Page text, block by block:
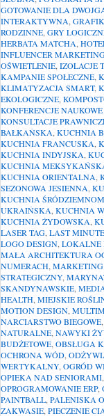
GOTOWANIE DLA
INTERAKTYWNA,
RODZINNE GRY
HERBATA MATCHA,
INFLUENCER
OŚWIETLENIE, IZOLACJE
KAMPANIE SPOŁECZNE
KLIMATYZACJA SMART,
EKOLOGICZNE
KONFERENCJE
KONSULTACJE
BAŁKAŃSKA KUCHNIA
KUCHNIA FRANCUSKA
KUCHNIA INDYJSKA
KUCHNIA
KUCHNIA ORIENTALNA
SEZONOWA JESIENNA
KUCHNIA
UKRAIŃSKA, KUCHNIA
KUCHNIA ŻYDOWSKA
LASER TAG LAST MINUTE
LOGO DESIGN LOKALNE
MAŁA ARCHITEKTURA
NUMERACH,
STRATEGICZNY,
SKANDYNAWSKIE,
HEALTH MIEJSKIE
MOTION DESIGN
NARCIARSTWO BIEGOWE,
NATURALNE NAWYKI
BUDŻETOWE OBSŁUGA
OCHRONA WÓD
WERTYKALNY, OGRÓD
OPIEKA NAD SENIORAMI
OPROGRAMOWANIE ERP,
PAINTBALL, PALENISKA
ZAKWASIE, PIECZENIE